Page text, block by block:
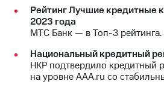
Достижения
Финансовая
отчетность
Рейтинг Лучшие кредитные
2023 года
МТС Банк — в Топ-3 рейтинга.
Национальный кредитный
НКР подтвердило кредитный
на уровне AAA.ru со